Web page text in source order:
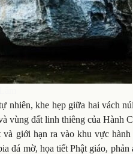
nhiên, khe hẹp giữa hai vách
vùng đất linh thiêng của Hành
giới hạn ra vào khu vực hành
đá mờ, họa tiết Phật giáo, phản